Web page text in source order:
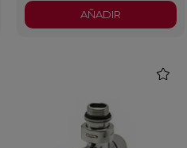
AÑADIR